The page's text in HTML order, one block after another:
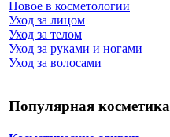
Новое в косметологии
Уход за лицом
Уход за телом
Уход за руками и ногами
Уход за волосами
Популярная косметика